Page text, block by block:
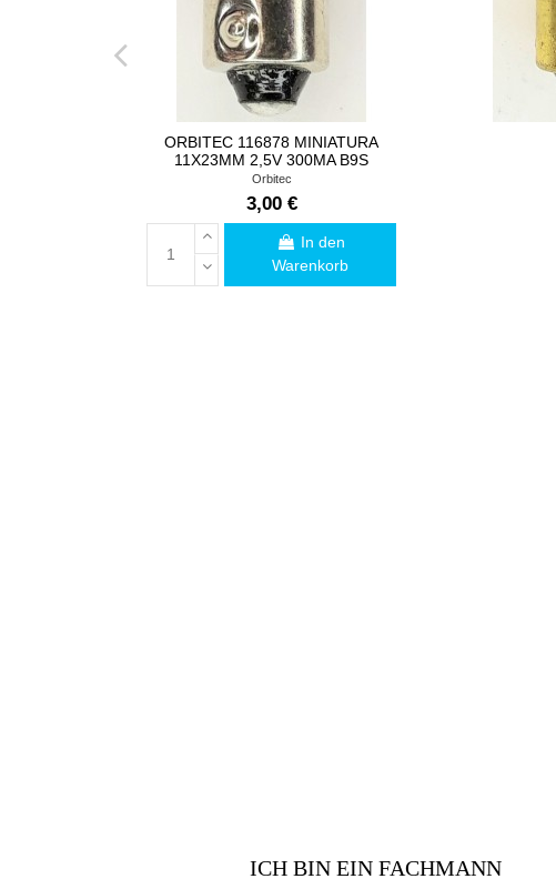
ORBITEC 116878 MINIATURA
11X23MM 2,5V 300MA B9S
Orbitec
3,00 €
In den
Warenkorb
ICH BIN EIN FACHMANN